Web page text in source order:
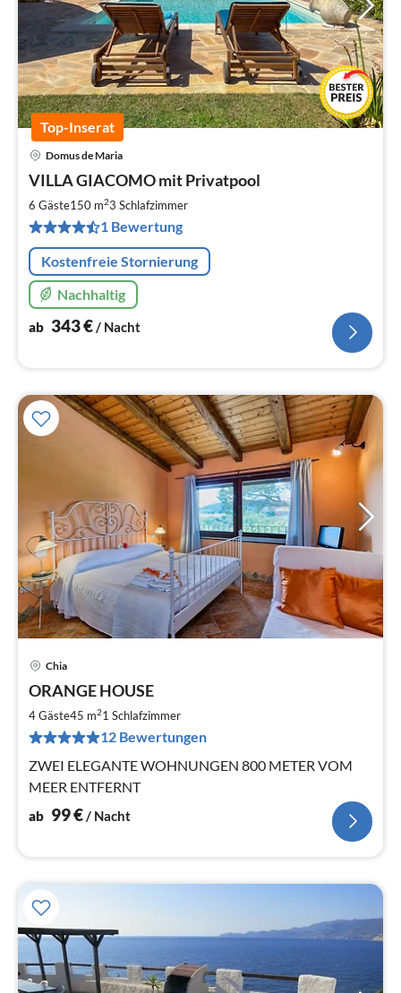
Top-Inserat
Domus de Maria
VILLA GIACOMO mit Privatpool
6 Gäste150 m23 Schlafzimmer
1 Bewertung
Kostenfreie Stornierung
Nachhaltig
ab 343€/ Nacht
Chia
ORANGE HOUSE
4 Gäste45 m21 Schlafzimmer
12 Bewertungen
ZWEI ELEGANTE WOHNUNGEN 800 METER VOM
MEER ENTFERNT
ab 99€/ Nacht